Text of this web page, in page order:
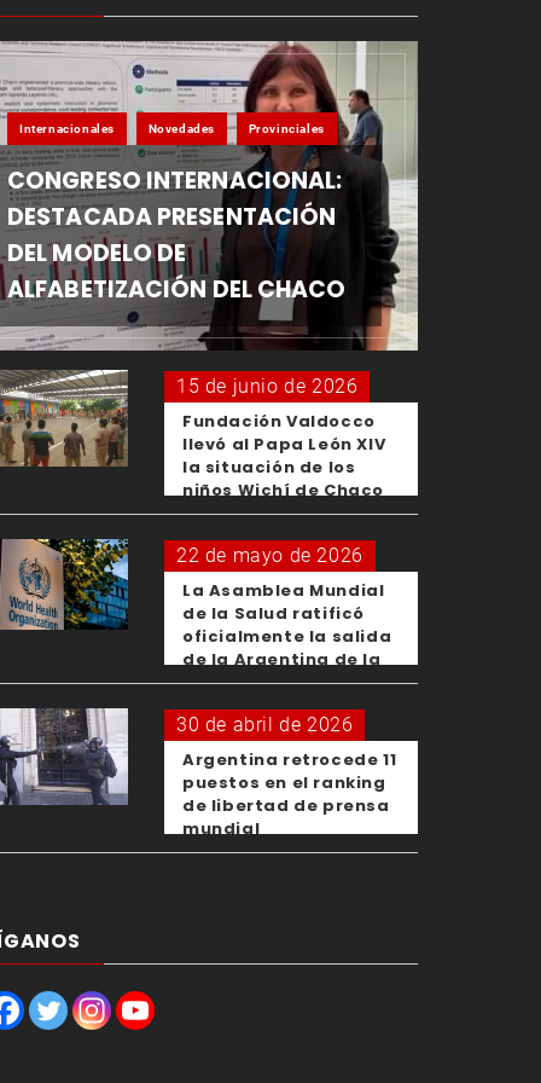
Internacionales Novedades Provinciales
CONGRESO INTERNACIONAL:
DESTACADA PRESENTACIÓN
DEL MODELO DE
ALFABETIZACIÓN DEL CHACO
15 de junio de 2026
Fundación Valdocco
llevó al Papa León XIV
la situación de los
niños Wichí de Chaco
22 de mayo de 2026
La Asamblea Mundial
de la Salud ratificó
oficialmente la salida
de la Argentina de la
OMS
30 de abril de 2026
Argentina retrocede 11
puestos en el ranking
de libertad de prensa
mundial